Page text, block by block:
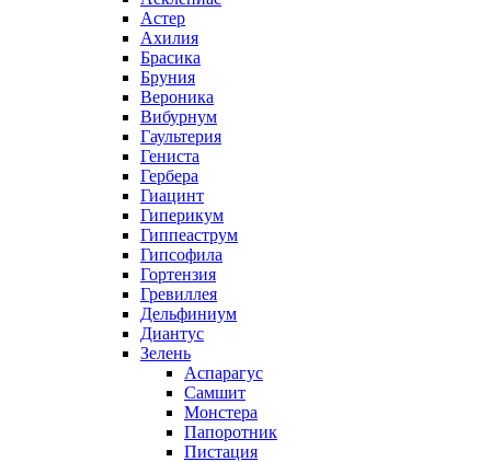
Астер
Ахилия
Брасика
Бруния
Вероника
Вибурнум
Гаультерия
Гениста
Гербера
Гиацинт
Гиперикум
Гиппеаструм
Гипсофила
Гортензия
Гревиллея
Дельфиниум
Диантус
Зелень
Аспарагус
Самшит
Монстера
Папоротник
Пистация